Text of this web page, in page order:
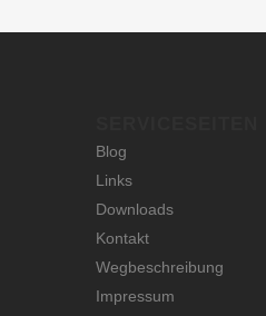
Blog
Links
Downloads
Kontakt
Wegbeschreibung
Impressum